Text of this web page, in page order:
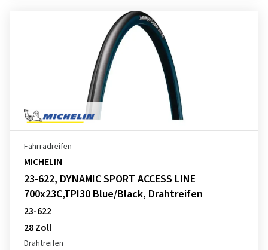
Fahrradreifen
MICHELIN
23-622, DYNAMIC SPORT ACCESS LINE
700x23C,TPI30 Blue/Black, Drahtreifen
23-622
28 Zoll
Drahtreifen